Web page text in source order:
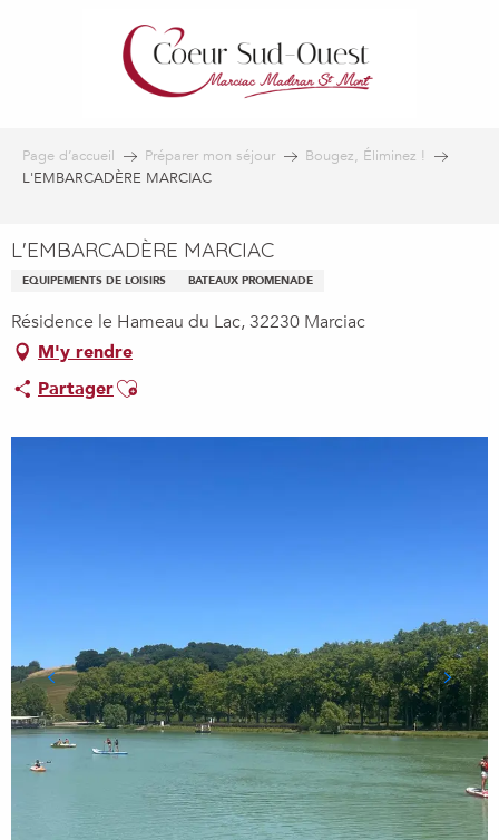
Page d’accueil Préparer mon séjour
Bougez, Éliminez !
L'EMBARCADÈRE MARCIAC
L'EMBARCADÈRE MARCIAC
EQUIPEMENTS DE LOISIRS BATEAUX PROMENADE
Résidence le Hameau du Lac, 32230 Marciac
M'y rendre
PartagerAjouter aux favoris